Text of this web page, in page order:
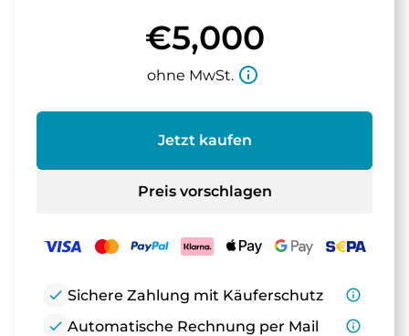
€5,000
ohne MwSt. info_outline
Jetzt kaufen
Preis vorschlagen
check Sichere Zahlung mit Käuferschutz
info_outline
check Automatische Rechnung per Mail
info_outline